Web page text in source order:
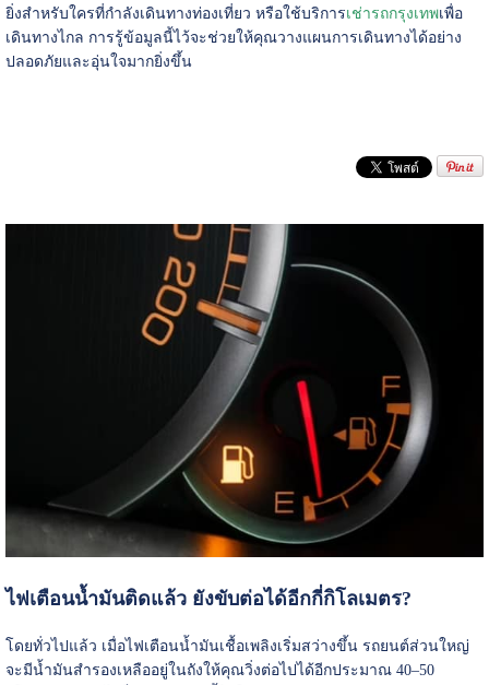
ยิ่งสำหรับใครที่กำลังเดินทางท่องเที่ยว หรือใช้บริการเช่ารถกรุงเทพเพื่อ
เดินทางไกล การรู้ข้อมูลนี้ไว้จะช่วยให้คุณวางแผนการเดินทางได้อย่าง
ปลอดภัยและอุ่นใจมากยิ่งขึ้น
ไฟเตือนน้ำมันติดแล้ว ยังขับต่อได้อีกกี่กิโลเมตร?
โดยทั่วไปแล้ว เมื่อไฟเตือนน้ำมันเชื้อเพลิงเริ่มสว่างขึ้น รถยนต์ส่วนใหญ่
จะมีน้ำมันสำรองเหลืออยู่ในถังให้คุณวิ่งต่อไปได้อีกประมาณ 40–50